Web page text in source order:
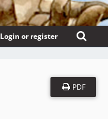
Login or register
PDF